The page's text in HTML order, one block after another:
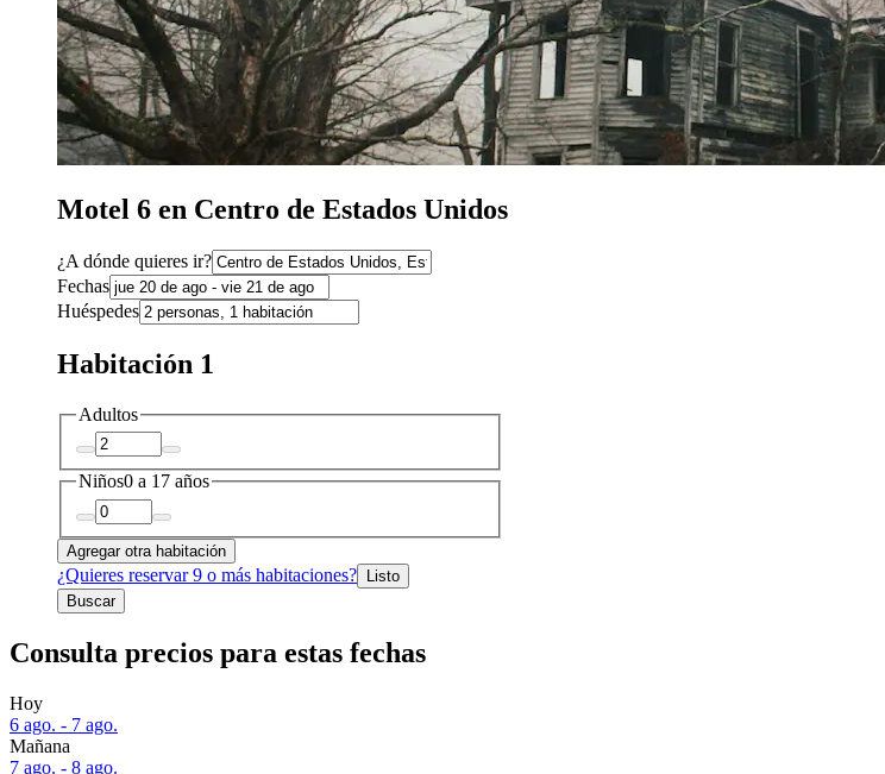
Motel 6 en Centro de Estados Unidos
¿A dónde quieres ir?
Fechas
Huéspedes
Habitación 1
Adultos
Niños0 a 17 años
Agregar otra habitación
¿Quieres reservar 9 o más habitaciones? Listo
Buscar
Consulta precios para estas fechas
Hoy
6 ago. - 7 ago.
Mañana
7 ago. - 8 ago.